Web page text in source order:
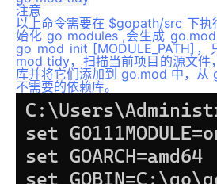
注意
以上命令需要在 $gopath/src 下
始化 go modules ,会生成 go.mod
go mod init [MODULE_PATH]
mod tidy，扫描当前项目的源文件
库并将它们添加到 go.mod 中，从
不需要的依赖库。